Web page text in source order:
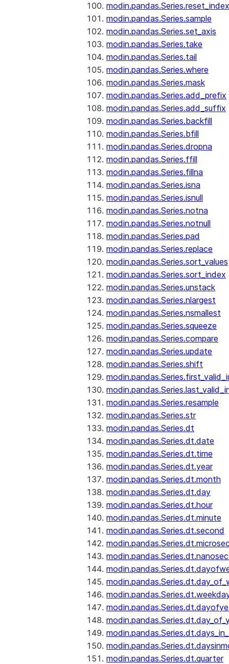
modin.pandas.Series.reset_index
modin.pandas.Series.sample
modin.pandas.Series.set_axis
modin.pandas.Series.take
modin.pandas.Series.tail
modin.pandas.Series.where
modin.pandas.Series.mask
modin.pandas.Series.add_prefix
modin.pandas.Series.add_suffix
modin.pandas.Series.backfill
modin.pandas.Series.bfill
modin.pandas.Series.dropna
modin.pandas.Series.ffill
modin.pandas.Series.fillna
modin.pandas.Series.isna
modin.pandas.Series.isnull
modin.pandas.Series.notna
modin.pandas.Series.notnull
modin.pandas.Series.pad
modin.pandas.Series.replace
modin.pandas.Series.sort_values
modin.pandas.Series.sort_index
modin.pandas.Series.unstack
modin.pandas.Series.nlargest
modin.pandas.Series.nsmallest
modin.pandas.Series.squeeze
modin.pandas.Series.compare
modin.pandas.Series.update
modin.pandas.Series.shift
modin.pandas.Series.resample
modin.pandas.Series.str
modin.pandas.Series.dt
modin.pandas.Series.dt.date
modin.pandas.Series.dt.time
modin.pandas.Series.dt.year
modin.pandas.Series.dt.month
modin.pandas.Series.dt.day
modin.pandas.Series.dt.hour
modin.pandas.Series.dt.minute
modin.pandas.Series.dt.second
modin.pandas.Series.dt.quarter